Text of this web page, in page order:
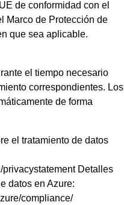
de conformidad con el
Marco de Protección de
que sea aplicable.
el tiempo necesario
correspondientes. Los
de forma
el tratamiento de datos
privacystatement Detalles
datos en Azure:
compliance/